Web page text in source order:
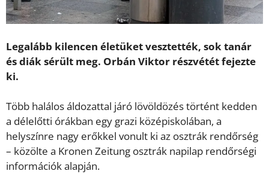
Legalább kilencen életüket vesztették, sok tanár
és diák sérült meg. Orbán Viktor részvétét fejezte
ki.
Több halálos áldozattal járó lövöldözés történt kedden
a délelőtti órákban egy grazi középiskolában, a
helyszínre nagy erőkkel vonult ki az osztrák rendőrség
– közölte a Kronen Zeitung osztrák napilap rendőrségi
információk alapján.